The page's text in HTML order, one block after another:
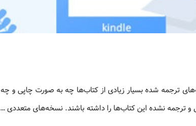
و ترجمه نشده این کتاب‌ها را داشته باشند. نسخه‌های متعددی …